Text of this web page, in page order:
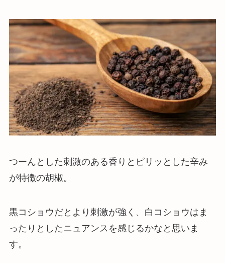
つーんとした刺激のある香りとピリッとした辛み
が特徴の胡椒。
黒コショウだとより刺激が強く、白コショウはま
ったりとしたニュアンスを感じるかなと思いま
す。